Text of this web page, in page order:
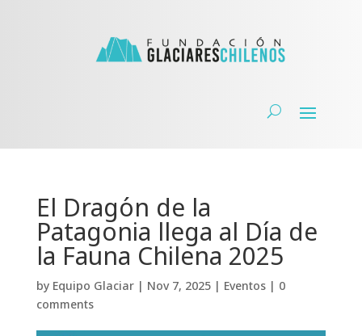
El Dragón de la
Patagonia llega al Día de
la Fauna Chilena 2025
by Equipo Glaciar| Nov 7, 2025| Eventos| 0
comments